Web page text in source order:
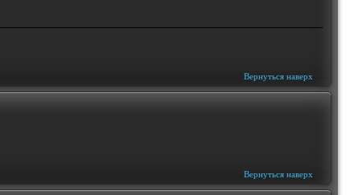
Вернуться наверх
Вернуться наверх